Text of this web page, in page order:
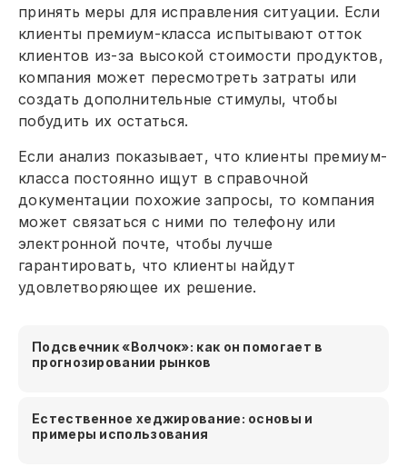
принять меры для исправления ситуации. Если
клиенты премиум-класса испытывают отток
клиентов из-за высокой стоимости продуктов,
компания может пересмотреть затраты или
создать дополнительные стимулы, чтобы
побудить их остаться.
Если анализ показывает, что клиенты премиум-
класса постоянно ищут в справочной
документации похожие запросы, то компания
может связаться с ними по телефону или
электронной почте, чтобы лучше
гарантировать, что клиенты найдут
удовлетворяющее их решение.
Подсвечник «Волчок»: как он помогает в
прогнозировании рынков
Естественное хеджирование: основы и
примеры использования